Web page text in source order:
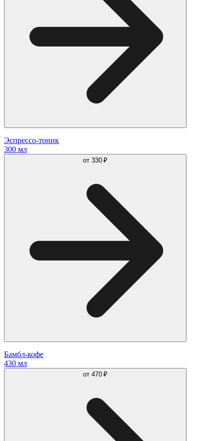
Эспрессо-тоник
300 мл
от 330 ₽
Бамбл-кофе
430 мл
от 470 ₽